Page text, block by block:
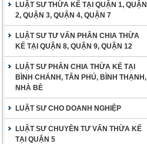
LUẬT SƯ THỪA KẾ TẠI QUẬN 1, QUẬN
2, QUẬN 3, QUẬN 4, QUẬN 7
LUẬT SƯ TƯ VẤN PHÂN CHIA THỪA
KẾ TẠI QUẬN 8, QUẬN 9, QUẬN 12
LUẬT SƯ PHÂN CHIA THỪA KẾ TẠI
BÌNH CHÁNH, TÂN PHÚ, BÌNH THẠNH,
NHÀ BÈ
LUẬT SƯ CHO DOANH NGHIỆP
LUẬT SƯ CHUYÊN TƯ VẤN THỪA KẾ
TẠI QUẬN 5